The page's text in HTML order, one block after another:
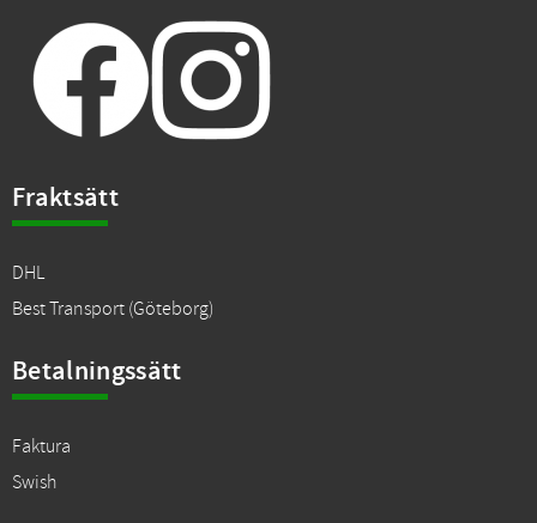
Fraktsätt
DHL
Best Transport (Göteborg)
Betalningssätt
Faktura
Swish